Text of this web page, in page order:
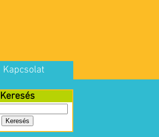
Kapcsolat
Keresés